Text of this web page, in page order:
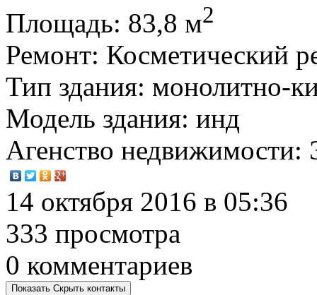
Площадь: 83,8 м2
Ремонт: Косметический
Тип здания: монолитно-
Модель здания: инд
Агенство недвижимости:
14 октября 2016 в 05:36
333 просмотра
0 комментариев
Показать Скрыть контакты